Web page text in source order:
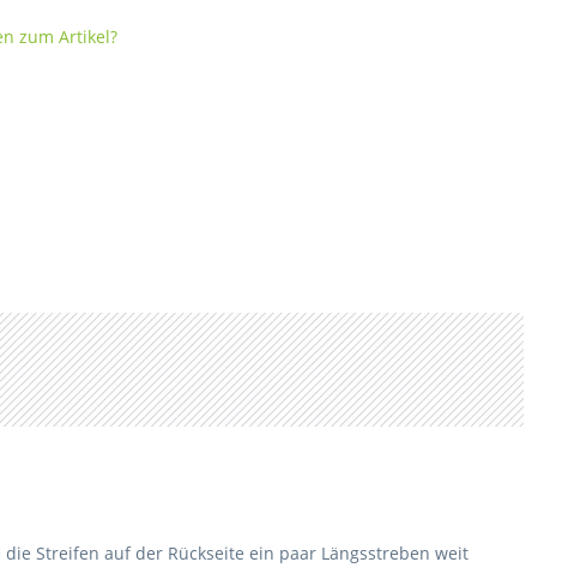
zum Artikel?
Streifen auf der Rückseite ein paar Längsstreben weit